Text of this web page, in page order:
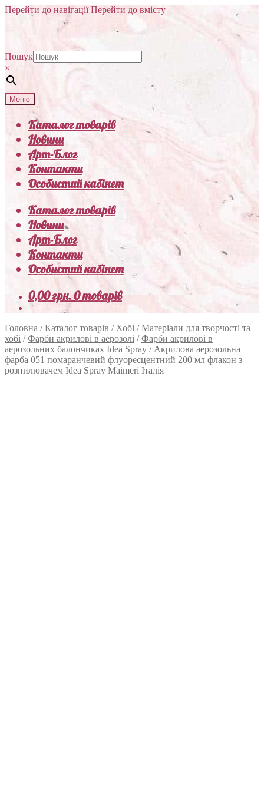
Перейти до навігації Перейти до вмісту
Пошук
×
Меню
Каталог товарів
Новини
Арт-Блог
Контакти
Особистий кабінет
Каталог товарів
Новини
Арт-Блог
Контакти
Особистий кабінет
0,00грн.0 товарів
Головна /Каталог товарів / Хобі /Матеріали для творчості та
хобі /Фарби акрилові в аерозолі /Фарби акрилові в
аерозольних балончиках Idea Spray / Акрилова аерозольна
фарба 051 помаранчевий флуоресцентний 200 мл флакон з
розпилювачем Idea Spray Maimeri Італія